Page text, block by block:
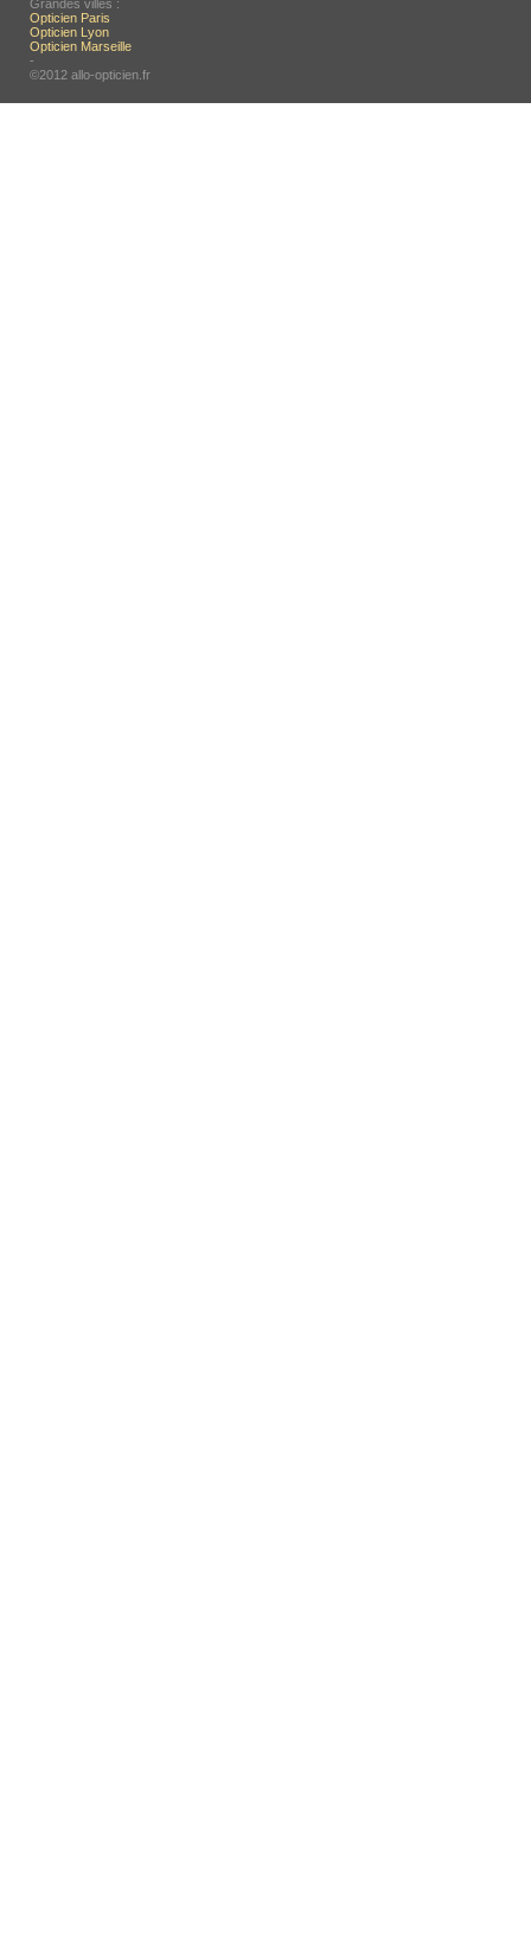
Grandes villes :
Opticien Paris
Opticien Lyon
Opticien Marseille
-
©2012 allo-opticien.fr